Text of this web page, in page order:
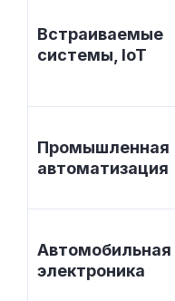
Встраиваемые
системы, IoT
Промышленная
автоматизация
Автомобильная
электроника